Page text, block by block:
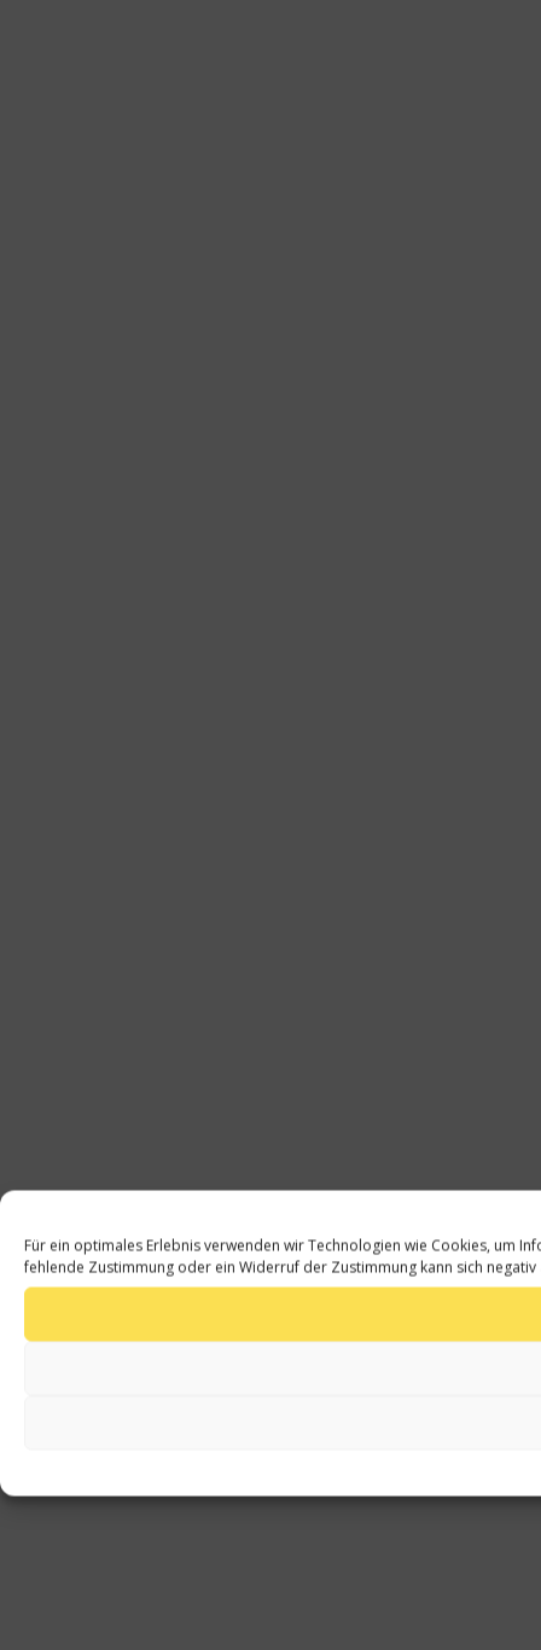
Für ein optimales Erlebnis verwenden wir Technologien wie Cookies, um
fehlende Zustimmung oder ein Widerruf der Zustimmung kann sich